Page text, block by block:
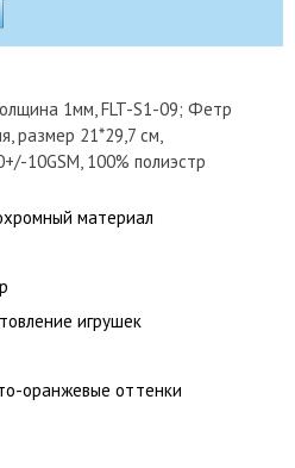
1мм, FLT-S1-09; Фетр
размер 21*29,7 см,
10GSM, 100% полиэстр
материал
игрушек
оранжевые оттенки